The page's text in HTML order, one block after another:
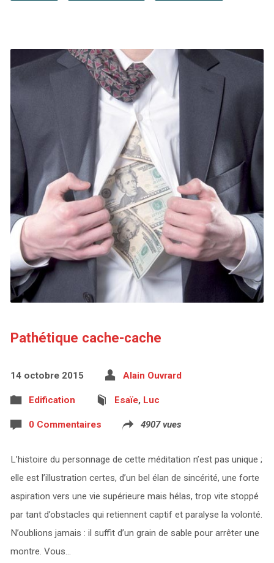
Pathétique cache-cache
14 octobre 2015 Alain Ouvrard
Edification Esaïe, Luc
0 Commentaires 4907 vues
L’histoire du personnage de cette méditation n’est pas unique ;
elle est l’illustration certes, d’un bel élan de sincérité, une forte
aspiration vers une vie supérieure mais hélas, trop vite stoppé
par tant d’obstacles qui retiennent captif et paralyse la volonté.
N’oublions jamais : il suffit d’un grain de sable pour arrêter une
montre. Vous…